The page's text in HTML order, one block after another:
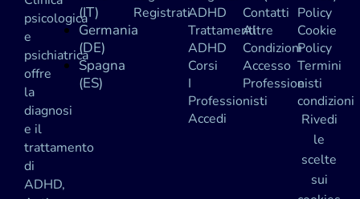
psicologica
e
psichiatrica
offre
la
diagnosi
e il
trattamento
di
ADHD,
(IT)
Germania
(DE)
Spagna
(ES)
RegistratiADHD
Trattamenti
ADHD
Corsi
I
Professionisti
Accedi
Contatti
Altre
Condizioni
Accesso
Professionisti
Policy
Cookie
Policy
Termini
e
condizioni
Rivedi
le
scelte
sui